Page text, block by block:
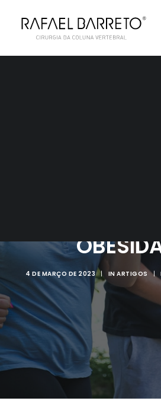
4 DE MARÇO DE 2023 | INARTIGOS |